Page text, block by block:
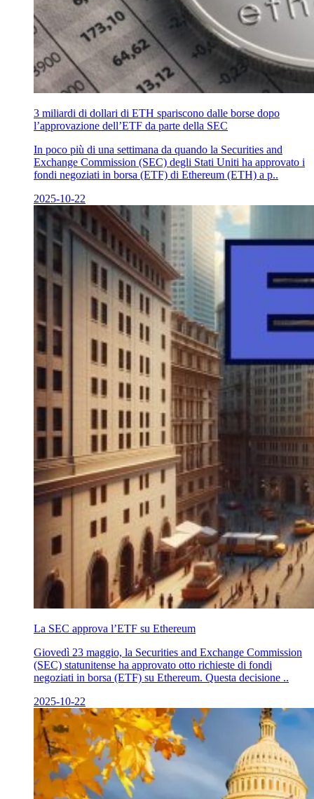
3 miliardi di dollari di ETH spariscono dalle borse dopo
l’approvazione dell’ETF da parte della SEC
In poco più di una settimana da quando la Securities and
Exchange Commission (SEC) degli Stati Uniti ha approvato i
fondi negoziati in borsa (ETF) di Ethereum (ETH) a p..
2025-10-22
La SEC approva l’ETF su Ethereum
Giovedì 23 maggio, la Securities and Exchange Commission
(SEC) statunitense ha approvato otto richieste di fondi
negoziati in borsa (ETF) su Ethereum. Questa decisione ..
2025-10-22